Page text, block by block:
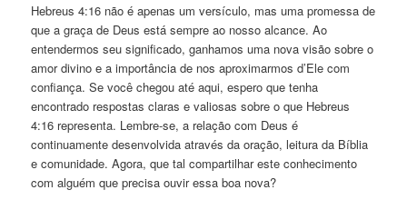
Hebreus 4:16 não é apenas um versículo, mas uma promessa de
que a graça de Deus está sempre ao nosso alcance. Ao
entendermos seu significado, ganhamos uma nova visão sobre o
amor divino e a importância de nos aproximarmos d’Ele com
confiança. Se você chegou até aqui, espero que tenha
encontrado respostas claras e valiosas sobre o que Hebreus
4:16 representa. Lembre-se, a relação com Deus é
continuamente desenvolvida através da oração, leitura da Bíblia
e comunidade. Agora, que tal compartilhar este conhecimento
com alguém que precisa ouvir essa boa nova?